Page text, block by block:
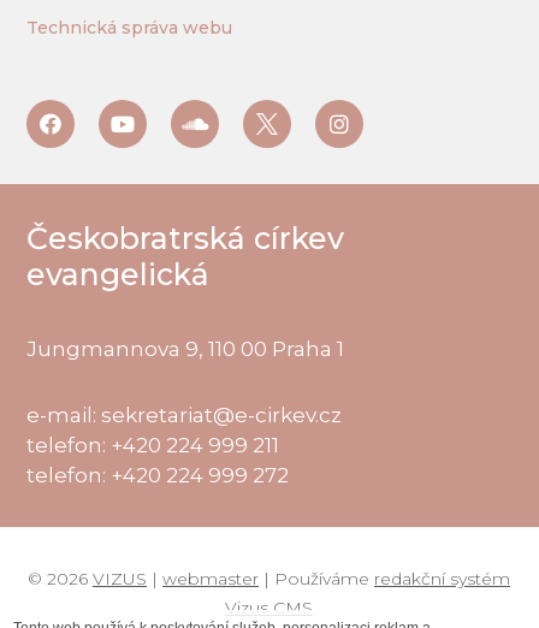
Technická správa webu
Českobratrská církev
evangelická
Jungmannova 9, 110 00 Praha 1
e-mail: sekretariat@e-cirkev.cz
telefon: +420 224 999 211
telefon: +420 224 999 272
© 2026 VIZUS | webmaster | Používáme redakční systém
Vizus CMS